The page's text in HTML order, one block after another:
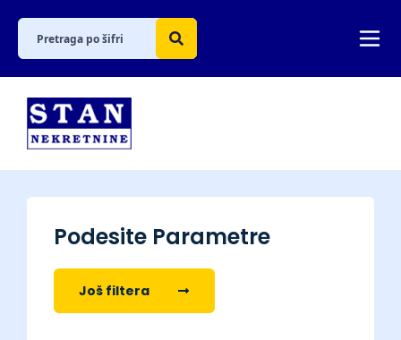
Podesite Parametre
Još filtera